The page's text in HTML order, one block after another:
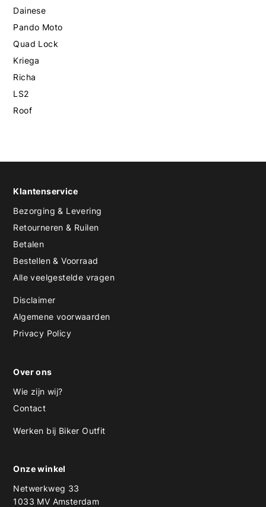
Dainese
Pando Moto
Quad Lock
Kriega
Richa
LS2
Roof
Klantenservice
Bezorging & Levering
Retourneren & Ruilen
Betalen
Bestellen & Voorraad
Alle veelgestelde vragen
Disclaimer
Algemene voorwaarden
Privacy Policy
Over ons
Wie zijn wij?
Contact
Werken bij Biker Outfit
Onze winkel
Netwerkweg 33
1033 MV Amsterdam